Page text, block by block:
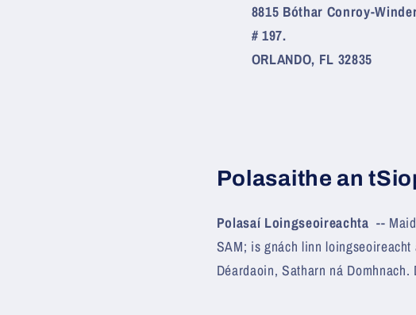
8815 Bóthar Conroy-
# 197.
ORLANDO, FL 32835
Polasaithe an
Polasaí Loingseoireachta --
SAM; is gnách linn
Déardaoin, Satharn ná Domhnach.